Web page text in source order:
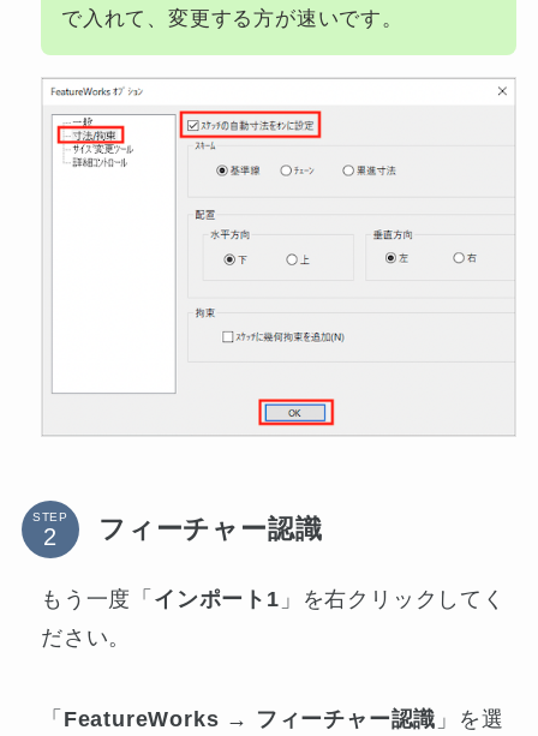
で入れて、変更する方が速いです。
STEP フィーチャー認識
もう一度「 インポート1 」を右クリックしてく
ださい。
「 FeatureWorks → フィーチャー認識 」を選